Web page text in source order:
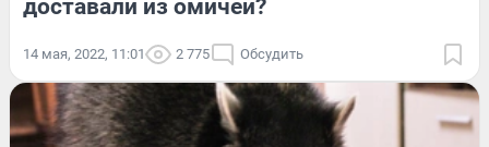
доставали из омичей?
14 мая, 2022, 11:01 2 775 Обсудить